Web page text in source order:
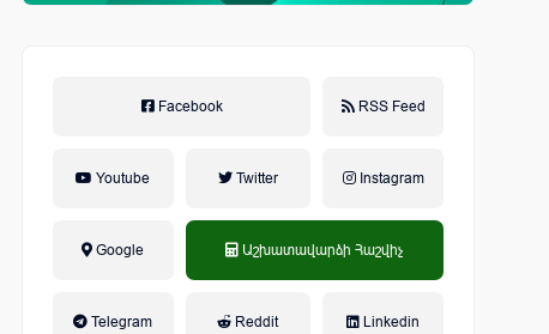
Facebook RSS Feed
Youtube Twitter Instagram
Google Աշխատավարձի Հաշվիչ
Telegram Reddit Linkedin